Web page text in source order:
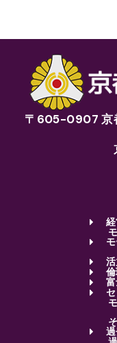
〒605-0907 京